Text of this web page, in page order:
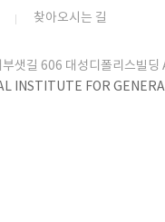
찾아오시는 길
부샛길 606 대성디폴리스
INSTITUTE FOR